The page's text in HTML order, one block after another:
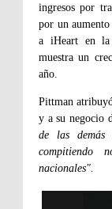
ingresos por
por un
a iHeart en la
muestra un
año.
Pittman
y a su negocio
de las demás
compitiendo
nacionales".